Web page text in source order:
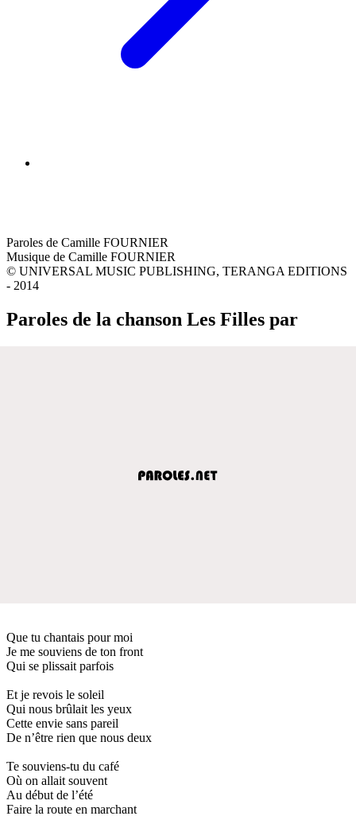
Paroles de Camille FOURNIER
Musique de Camille FOURNIER
© UNIVERSAL MUSIC PUBLISHING, TERANGA EDITIONS
- 2014
Paroles de la chanson Les Filles par
Que tu chantais pour moi
Je me souviens de ton front
Qui se plissait parfois
Et je revois le soleil
Qui nous brûlait les yeux
Cette envie sans pareil
De n’être rien que nous deux
Te souviens-tu du café
Où on allait souvent
Au début de l’été
Faire la route en marchant